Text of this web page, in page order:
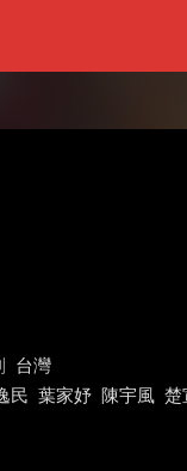
台灣
民 葉家妤 陳宇風 楚